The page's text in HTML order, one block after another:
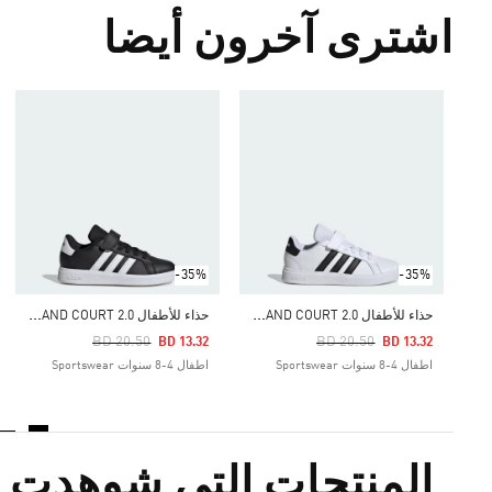
اشترى آخرون أيضا
-35%
ح
ذاء للأطفال GRAND COURT 2.0
Price Reduced From
BD 20.50
To BD 13.32
اطفال 4-8 سنوات Sportswear
-35%
ح
ذاء للأطفال GRAND COURT 2.0
Price Reduced From
BD 20.50
To BD 13.32
اطفال 4-8 سنوات Sportswear